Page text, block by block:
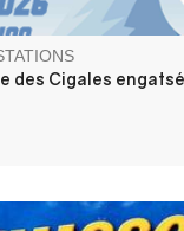
des Cigales